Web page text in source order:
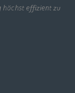
höchst effizient zu